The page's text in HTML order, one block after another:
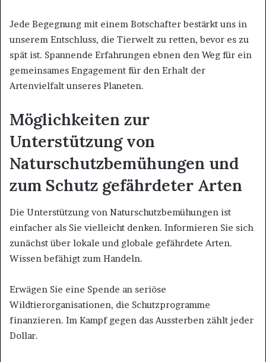
Jede Begegnung mit einem Botschafter bestärkt uns in
unserem Entschluss, die Tierwelt zu retten, bevor es zu
spät ist. Spannende Erfahrungen ebnen den Weg für ein
gemeinsames Engagement für den Erhalt der
Artenvielfalt unseres Planeten.
Möglichkeiten zur
Unterstützung von
Naturschutzbemühungen und
zum Schutz gefährdeter Arten
Die Unterstützung von Naturschutzbemühungen ist
einfacher als Sie vielleicht denken. Informieren Sie sich
zunächst über lokale und globale gefährdete Arten.
Wissen befähigt zum Handeln.
Erwägen Sie eine Spende an seriöse
Wildtierorganisationen, die Schutzprogramme
finanzieren. Im Kampf gegen das Aussterben zählt jeder
Dollar.